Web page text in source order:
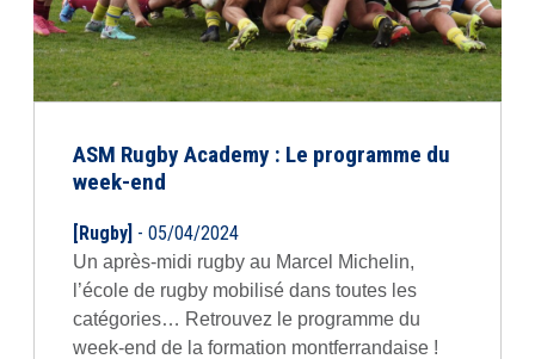
ASM Rugby Academy : Le programme du
week-end
[Rugby] - 05/04/2024
Un après-midi rugby au Marcel Michelin,
l’école de rugby mobilisé dans toutes les
catégories… Retrouvez le programme du
week-end de la formation montferrandaise !